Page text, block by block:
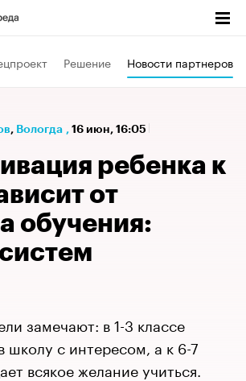
Решение Новости партнеров
⁠, Вологда , 16 июн, 16:05
ребенка к
от
обучения:
замечают: в 1-3 классе
школу с интересом, а к 6-7
всякое желание учиться.